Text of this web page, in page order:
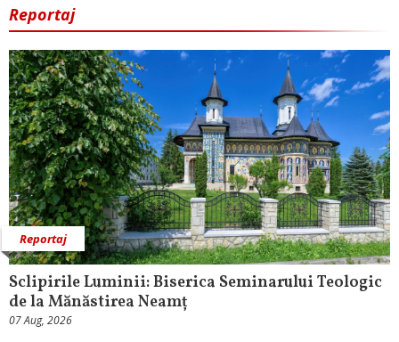
Reportaj
Reportaj
Sclipirile Luminii: Biserica Seminarului Teologic
de la Mănăstirea Neamț
07 Aug, 2026